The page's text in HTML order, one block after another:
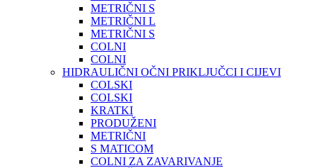
METRIČNI S
METRIČNI L
METRIČNI S
COLNI
COLNI
HIDRAULIČNI OČNI PRIKLJUČCI I CIJEVI
COLSKI
COLSKI
KRATKI
PRODUŽENI
METRIČNI
S MATICOM
COLNI ZA ZAVARIVANJE